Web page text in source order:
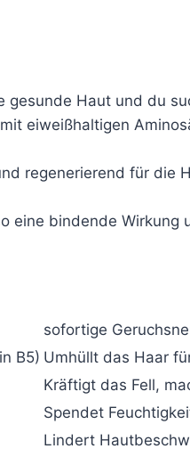
gesunde Haut und du
eiweißhaltigen
regenerierend für die
eine bindende Wirkung
sofortige
B5) Umhüllt das Haar
Kräftigt das Fell,
Spendet
Lindert